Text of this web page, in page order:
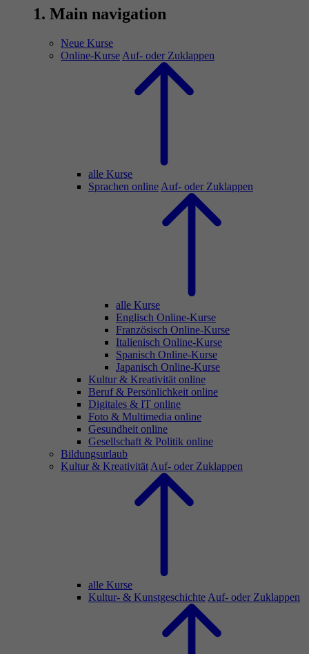
1. Main navigation
Neue Kurse
Online-Kurse Auf- oder Zuklappen
alle Kurse
Sprachen online Auf- oder Zuklappen
alle Kurse
Englisch Online-Kurse
Französisch Online-Kurse
Italienisch Online-Kurse
Spanisch Online-Kurse
Japanisch Online-Kurse
Kultur & Kreativität online
Beruf & Persönlichkeit online
Digitales & IT online
Foto & Multimedia online
Gesundheit online
Gesellschaft & Politik online
Bildungsurlaub
Kultur & Kreativität Auf- oder Zuklappen
alle Kurse
Kultur- & Kunstgeschichte Auf- oder Zuklappen